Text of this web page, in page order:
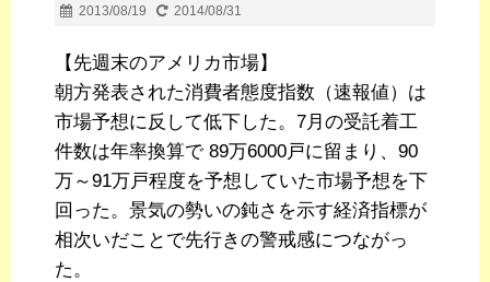
2013/08/19 2014/08/31
【先週末のアメリカ市場】
朝方発表された消費者態度指数（速報値）は
市場予想に反して低下した。7月の受託着工
件数は年率換算で 89万6000戸に留まり、90
万～91万戸程度を予想していた市場予想を下
回った。景気の勢いの鈍さを示す経済指標が
相次いだことで先行きの警戒感につながっ
た。